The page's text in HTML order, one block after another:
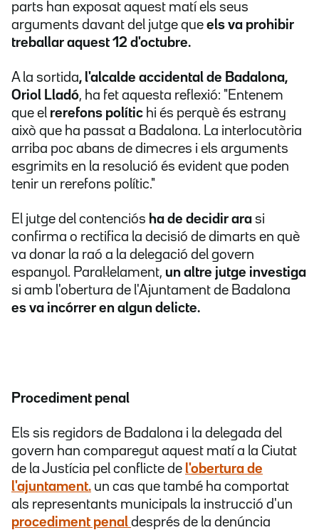
parts han exposat aquest matí els seus
arguments davant del jutge que els va prohibir
treballar aquest 12 d'octubre.
A la sortida, l'alcalde accidental de Badalona,
Oriol Lladó, ha fet aquesta reflexió: "Entenem
que el rerefons polític hi és perquè és estrany
això que ha passat a Badalona. La interlocutòria
arriba poc abans de dimecres i els arguments
esgrimits en la resolució és evident que poden
tenir un rerefons polític."
El jutge del contenciós ha de decidir ara si
confirma o rectifica la decisió de dimarts en què
va donar la raó a la delegació del govern
espanyol. Paral·lelament, un altre jutge investiga
si amb l'obertura de l'Ajuntament de Badalona
es va incórrer en algun delicte.
Procediment penal
Els sis regidors de Badalona i la delegada del
govern han comparegut aquest matí a la Ciutat
de la Justícia pel conflicte de l'obertura de
l'ajuntament. un cas que també ha comportat
als representants municipals la instrucció d'un
procediment penal després de la denúncia